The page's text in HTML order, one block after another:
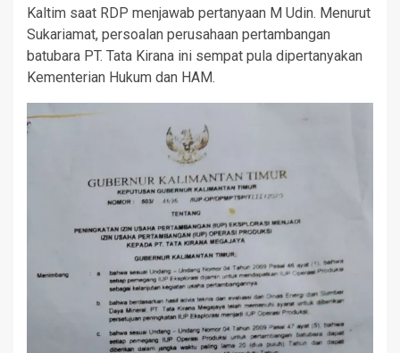
Kaltim saat RDP menjawab pertanyaan M Udin. Menurut
Sukariamat, persoalan perusahaan pertambangan
batubara PT. Tata Kirana ini sempat pula dipertanyakan
Kementerian Hukum dan HAM.